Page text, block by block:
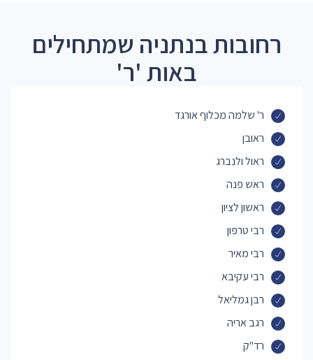
רחובות בנתניה שמתחילים
באות 'ר'
ר' שלמה מכלוף אורגד
ראובן
ראול ולנברג
ראש פנה
ראשון לציון
רבי טרפון
רבי מאיר
רבי עקיבא
רבן גמליאל
רגב אריה
רד"ק